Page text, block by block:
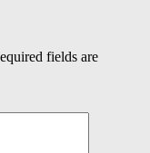
fields are